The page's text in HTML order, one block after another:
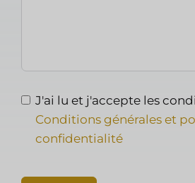
J'ai lu et j'accepte les
Conditions générales et
confidentialité